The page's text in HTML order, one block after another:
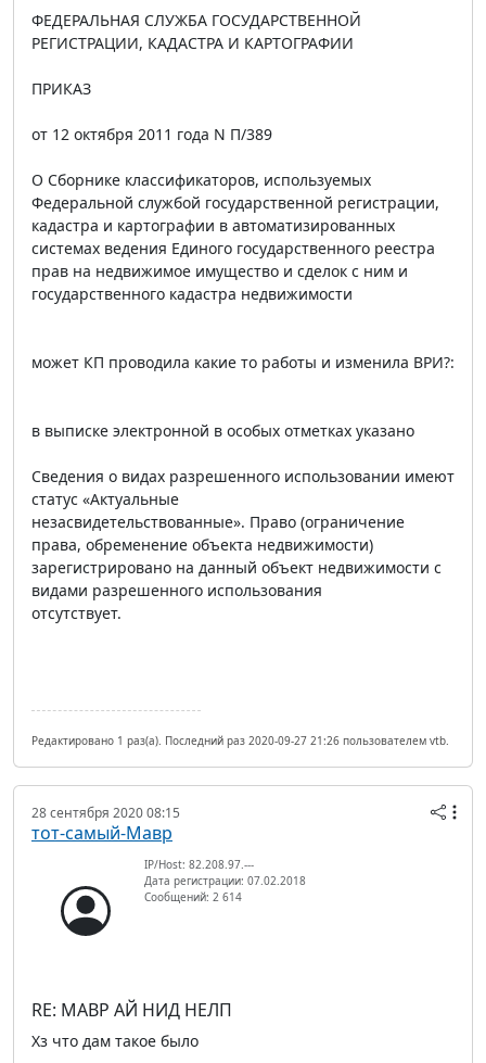
ФЕДЕРАЛЬНАЯ СЛУЖБА ГОСУДАРСТВЕННОЙ
РЕГИСТРАЦИИ, КАДАСТРА И КАРТОГРАФИИ
ПРИКАЗ
от 12 октября 2011 года N П/389
О Сборнике классификаторов, используемых
Федеральной службой государственной регистрации,
кадастра и картографии в автоматизированных
системах ведения Единого государственного реестра
прав на недвижимое имущество и сделок с ним и
государственного кадастра недвижимости
может КП проводила какие то работы и изменила ВРИ?:
в выписке электронной в особых отметках указано
Сведения о видах разрешенного использовании имеют
статус «Актуальные
незасвидетельствованные». Право (ограничение
права, обременение объекта недвижимости)
зарегистрировано на данный объект недвижимости с
видами разрешенного использования
отсутствует.
Редактировано 1 раз(а). Последний раз 2020-09-27 21:26 пользователем vtb.
28 сентября 2020 08:15
тот-самый-Мавр
IP/Host: 82.208.97.---
Дата регистрации: 07.02.2018
Сообщений: 2 614
RE: МАВР АЙ НИД НЕЛП
Хз что дам такое было